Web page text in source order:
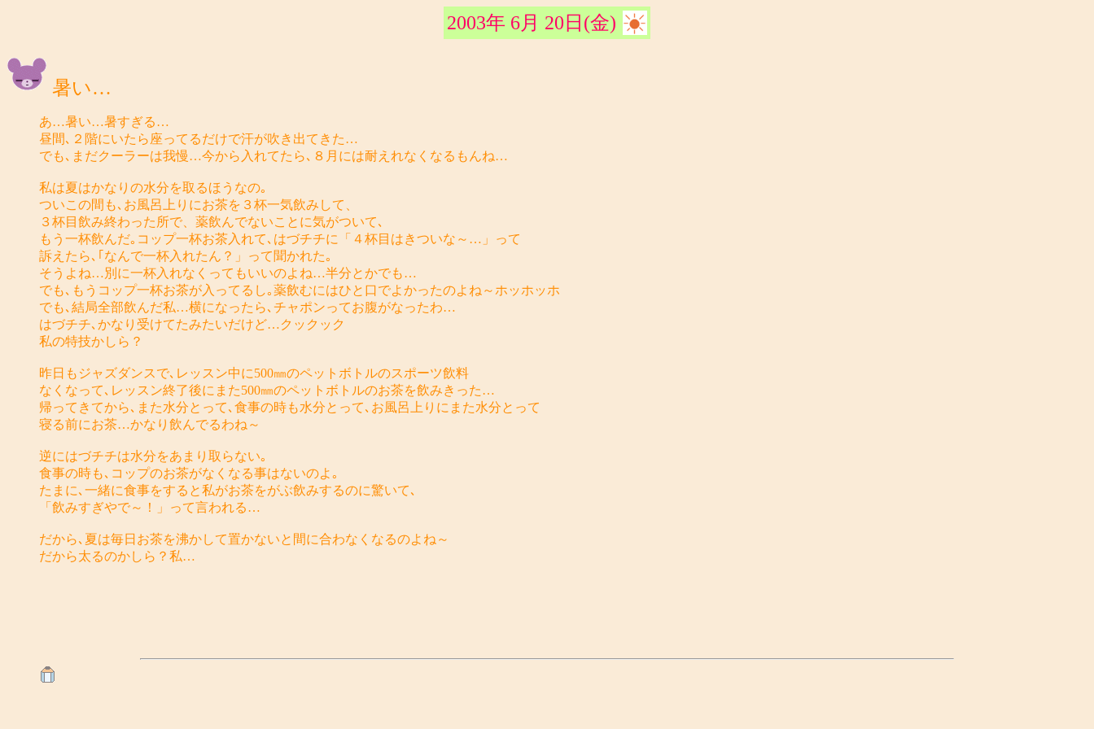
2003年 6月 20日(金)
暑い…
あ…暑い…暑すぎる…
昼間､２階にいたら座ってるだけで汗が吹き出てきた…
でも､まだクーラーは我慢…今から入れてたら､８月には耐えれなくなるもんね…
私は夏はかなりの水分を取るほうなの｡
ついこの間も､お風呂上りにお茶を３杯一気飲みして、
３杯目飲み終わった所で、薬飲んでないことに気がついて､
もう一杯飲んだ｡コップ一杯お茶入れて､はづチチに「４杯目はきついな～…」って
訴えたら､｢なんで一杯入れたん？」って聞かれた｡
そうよね…別に一杯入れなくってもいいのよね…半分とかでも…
でも､もうコップ一杯お茶が入ってるし｡薬飲むにはひと口でよかったのよね～ホッホッホ
でも､結局全部飲んだ私…横になったら､チャポンってお腹がなったわ…
はづチチ､かなり受けてたみたいだけど…クックック
私の特技かしら？
昨日もジャズダンスで､レッスン中に500㎜のペットボトルのスポーツ飲料
なくなって､レッスン終了後にまた500㎜のペットボトルのお茶を飲みきった…
帰ってきてから､また水分とって､食事の時も水分とって､お風呂上りにまた水分とって
寝る前にお茶…かなり飲んでるわね～
逆にはづチチは水分をあまり取らない｡
食事の時も､コップのお茶がなくなる事はないのよ｡
たまに､一緒に食事をすると私がお茶をがぶ飲みするのに驚いて､
「飲みすぎやで～！」って言われる…
だから､夏は毎日お茶を沸かして置かないと間に合わなくなるのよね～
だから太るのかしら？私…